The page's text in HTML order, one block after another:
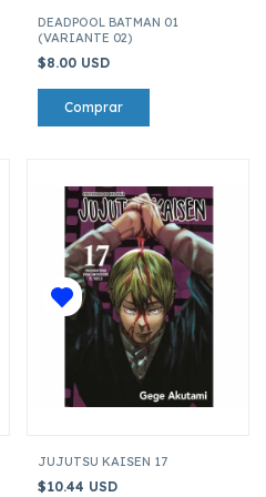
DEADPOOL BATMAN 01
(VARIANTE 02)
$8.00 USD
JUJUTSU KAISEN 17
$10.44 USD